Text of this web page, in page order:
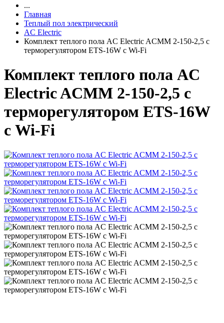
...
Главная
Теплый пол электрический
AC Electric
Комплект теплого пола AC Electric ACMM 2-150-2,5 с
терморегулятором ETS-16W с Wi-Fi
Комплект теплого пола AC
Electric ACMM 2-150-2,5 с
терморегулятором ETS-16W
с Wi-Fi